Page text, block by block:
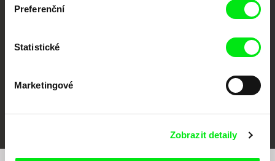
Preferenční
Statistické
Marketingové
Zobrazit detaily